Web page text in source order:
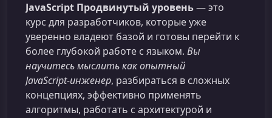
JavaScript Продвинутый уровень— это
курс для разработчиков, которые уже
уверенно владеют базой и готовы перейти к
более глубокой работе с языком. Вы
научитесь мыслить как опытный
JavaScript‑инженер, разбираться в сложных
концепциях, эффективно применять
алгоритмы, работать с архитектурой и